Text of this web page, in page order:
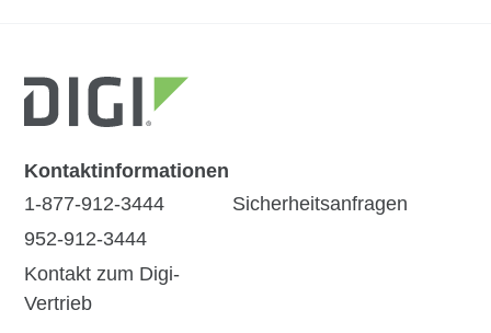
Kontaktinformationen
1-877-912-3444
952-912-3444
Kontakt zum Digi-
Vertrieb
Sicherheitsanfragen